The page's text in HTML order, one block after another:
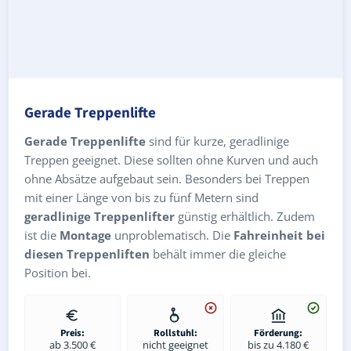
Gerade Treppenlifte
Gerade Treppenlifte sind für kurze, geradlinige
Treppen geeignet. Diese sollten ohne Kurven und auch
ohne Absätze aufgebaut sein. Besonders bei Treppen
mit einer Länge von bis zu fünf Metern sind
geradlinige Treppenlifter günstig erhältlich. Zudem
ist die Montage unproblematisch. Die Fahreinheit bei
diesen Treppenliften behält immer die gleiche
Position bei.
Preis:
ab 3.500 €
Rollstuhl:
nicht geeignet
Förderung:
bis zu 4.180 €